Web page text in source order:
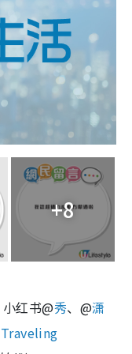
+8
红书@秀、@潇